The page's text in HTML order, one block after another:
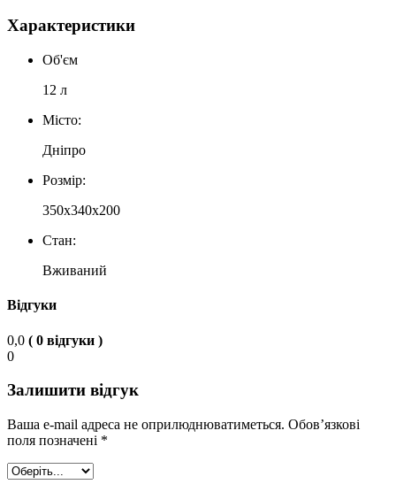
Характеристики
Об'єм
12 л
Місто:
Дніпро
Розмір:
350х340х200
Стан:
Вживаний
Відгуки
0,0 ( 0 відгуки )
0
Залишити відгук
Ваша e-mail адреса не оприлюднюватиметься. Обов’язкові
поля позначені *